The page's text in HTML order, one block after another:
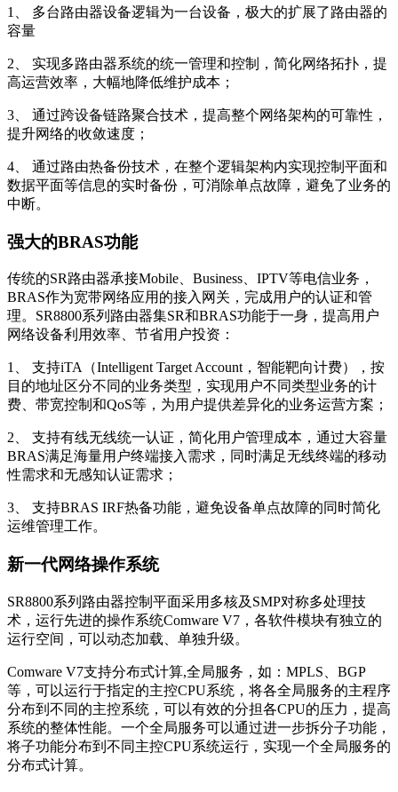
1、 多台路由器设备逻辑为一台设备，极大的扩展了路由器的
容量
2、 实现多路由器系统的统一管理和控制，简化网络拓扑，提
高运营效率，大幅地降低维护成本；
3、 通过跨设备链路聚合技术，提高整个网络架构的可靠性，
提升网络的收敛速度；
4、 通过路由热备份技术，在整个逻辑架构内实现控制平面和
数据平面等信息的实时备份，可消除单点故障，避免了业务的
中断。
强大的BRAS功能
传统的SR路由器承接Mobile、Business、IPTV等电信业务，
BRAS作为宽带网络应用的接入网关，完成用户的认证和管
理。SR8800系列路由器集SR和BRAS功能于一身，提高用户
网络设备利用效率、节省用户投资：
1、 支持iTA（Intelligent Target Account，智能靶向计费），按
目的地址区分不同的业务类型，实现用户不同类型业务的计
费、带宽控制和QoS等，为用户提供差异化的业务运营方案；
2、 支持有线无线统一认证，简化用户管理成本，通过大容量
BRAS满足海量用户终端接入需求，同时满足无线终端的移动
性需求和无感知认证需求；
3、 支持BRAS IRF热备功能，避免设备单点故障的同时简化
运维管理工作。
新一代网络操作系统
SR8800系列路由器控制平面采用多核及SMP对称多处理技
术，运行先进的操作系统Comware V7，各软件模块有独立的
运行空间，可以动态加载、单独升级。
Comware V7支持分布式计算,全局服务，如：MPLS、BGP
等，可以运行于指定的主控CPU系统，将各全局服务的主程序
分布到不同的主控系统，可以有效的分担各CPU的压力，提高
系统的整体性能。一个全局服务可以通过进一步拆分子功能，
将子功能分布到不同主控CPU系统运行，实现一个全局服务的
分布式计算。